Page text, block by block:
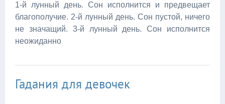
1-й лунный день. Сон исполнится и предвещает
благополучие. 2-й лунный день. Сон пустой, ничего
не значащий. 3-й лунный день. Сон исполнится
неожиданно
Гадания для девочек